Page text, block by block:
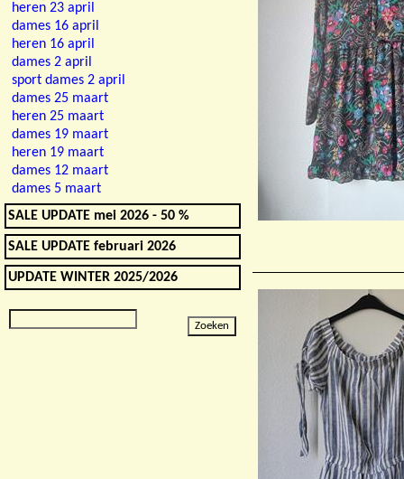
heren 23 april
dames 16 april
heren 16 april
dames 2 april
sport dames 2 april
dames 25 maart
heren 25 maart
dames 19 maart
heren 19 maart
dames 12 maart
dames 5 maart
SALE UPDATE mei 2026 - 50 %
SALE UPDATE februari 2026
UPDATE WINTER 2025/2026